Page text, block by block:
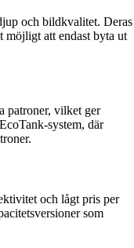
och bildkvalitet. Deras
möjligt att endast byta ut
patroner, vilket ger
system, där
och lågt pris per
som